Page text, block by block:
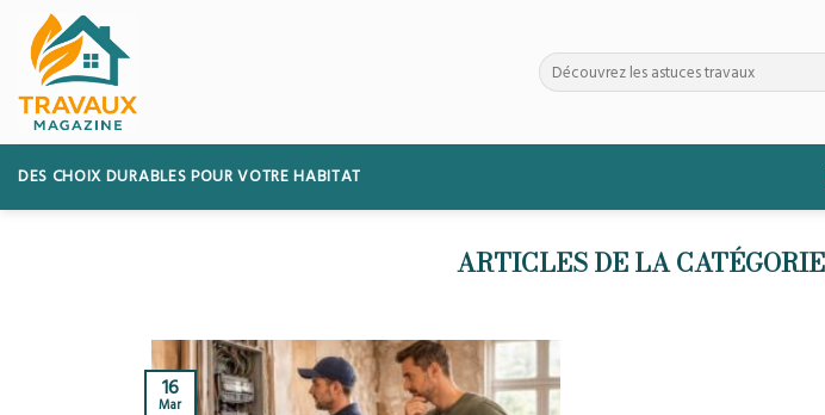
content
DES CHOIX DURABLES POUR VOTRE HABITAT
16
Mar